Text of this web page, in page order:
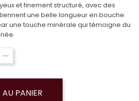
et finement structuré, avec des
une belle longueur en bouche.
une touche minérale qui témoigne du
PANIER